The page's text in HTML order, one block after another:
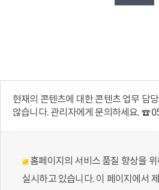
현재의 콘텐츠에 대한 콘텐츠 업무 담
않습니다. 관리자에게 문의하세요. ☎
홈페이지의 서비스 품질 향상을
실시하고 있습니다. 이 페이지에서